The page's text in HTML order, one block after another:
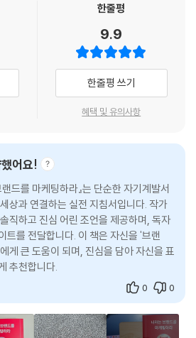
서
. 언제 결혼하고 언제 아이를 낳고 언제 승진
려다 보면, 최선의 선택을 놓치거나 잘못된
는 삶이 흘러가는 대로 자연스럽게 두는 자
보다 뒤처져 있다는 느낌을 받는다. 하지만
수 없는 방식으로 힘들어하고 있을 수 있다.
보다 자신에게 친절하자.
연 매출 100만 달러 규모의 글로벌 마케팅
다. 수많은 편견과 차별이 무색해질 만큼 거
에는 ‘자신의 의견을 솔직하고 당당하게 전
실리콘밸리에서 일할 때 저자는 피드백을 원
장에서 별로일 수 있는 부분을 가감 없이 전
릭스가 한국에 론칭될 당시, 누구도 선뜻 말
심각성을 CEO 리드 헤이스팅스에게 직접
에 난색을 표할지도 모르지만 결국 일이 잘되
는 주변 동료와 상사들에게 ‘일을 잘되게 만
싶은 사람’으로 평가받으며 실리콘밸리의
로 부상했다. 내 일을 쉽게 만들어 주는 팀원
존재로 각인되면 열정과 능력 있는 사람들
기회를 거머쥔다. 그러므로 원하는 분야에
존재감을 부각할 수 있어야 한다.
의 문장
케팅하라”
되어 줄 것이다. 자신만의 빛나는 브랜드를
을 강력히 추천한다.
더밀크 대표)
결국 나답게 사는 법을 고민하는 일이다. 이소
순간마다 그녀는 멈추지 않았다. 실패를 두
도 시도했고, 누구보다 빠르게 다시 일어섰
운 서사다.
직 이름 붙이지 못한 용기와 성장의 씨앗들이
이가 자기 삶의 마케터가 되길, 우리 모두가
가길 응원한다. 그 여정의 한가운데서 이 책
것이다.
의 영감 수집》 저자, 야후·마이크로소프트 등 글로
한줄평
9.9
한줄평 쓰기
혜택 및 유의사항
어요!
드를 마케팅하라』는 단순한 자기계발서
상과 연결하는 실전 지침서입니다. 작가
직하고 진심 어린 조언을 제공하며, 독자
트를 전달합니다. 이 책은 자신을 '브랜
게 큰 도움이 되며, 진심을 담아 자신을 표
추천합니다.
0 0